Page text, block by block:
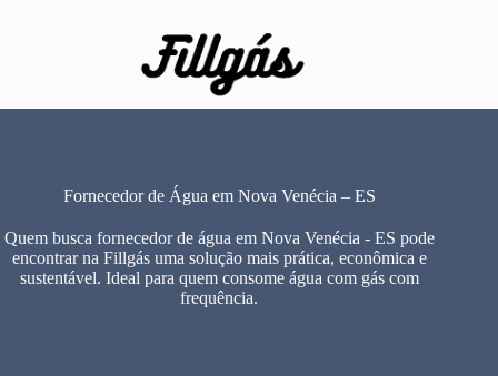
Fornecedor de Água em Nova Venécia – ES
Quem busca fornecedor de água em Nova Venécia - ES pode
encontrar na Fillgás uma solução mais prática, econômica e
sustentável. Ideal para quem consome água com gás com
frequência.